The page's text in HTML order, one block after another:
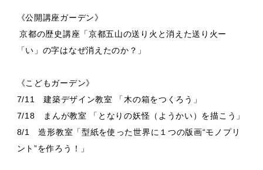
《公開講座ガーデン》
京都の歴史講座「京都五山の送り火と消えた送り火ー
「い」の字はなぜ消えたのか？」
《こどもガーデン》
7/11 建築デザイン教室 「木の箱をつくろう」
7/18 まんが教室 「となりの妖怪（ようかい）を描こう」
8/1 造形教室「型紙を使った世界に１つの版画“モノプリ
ント”を作ろう！」